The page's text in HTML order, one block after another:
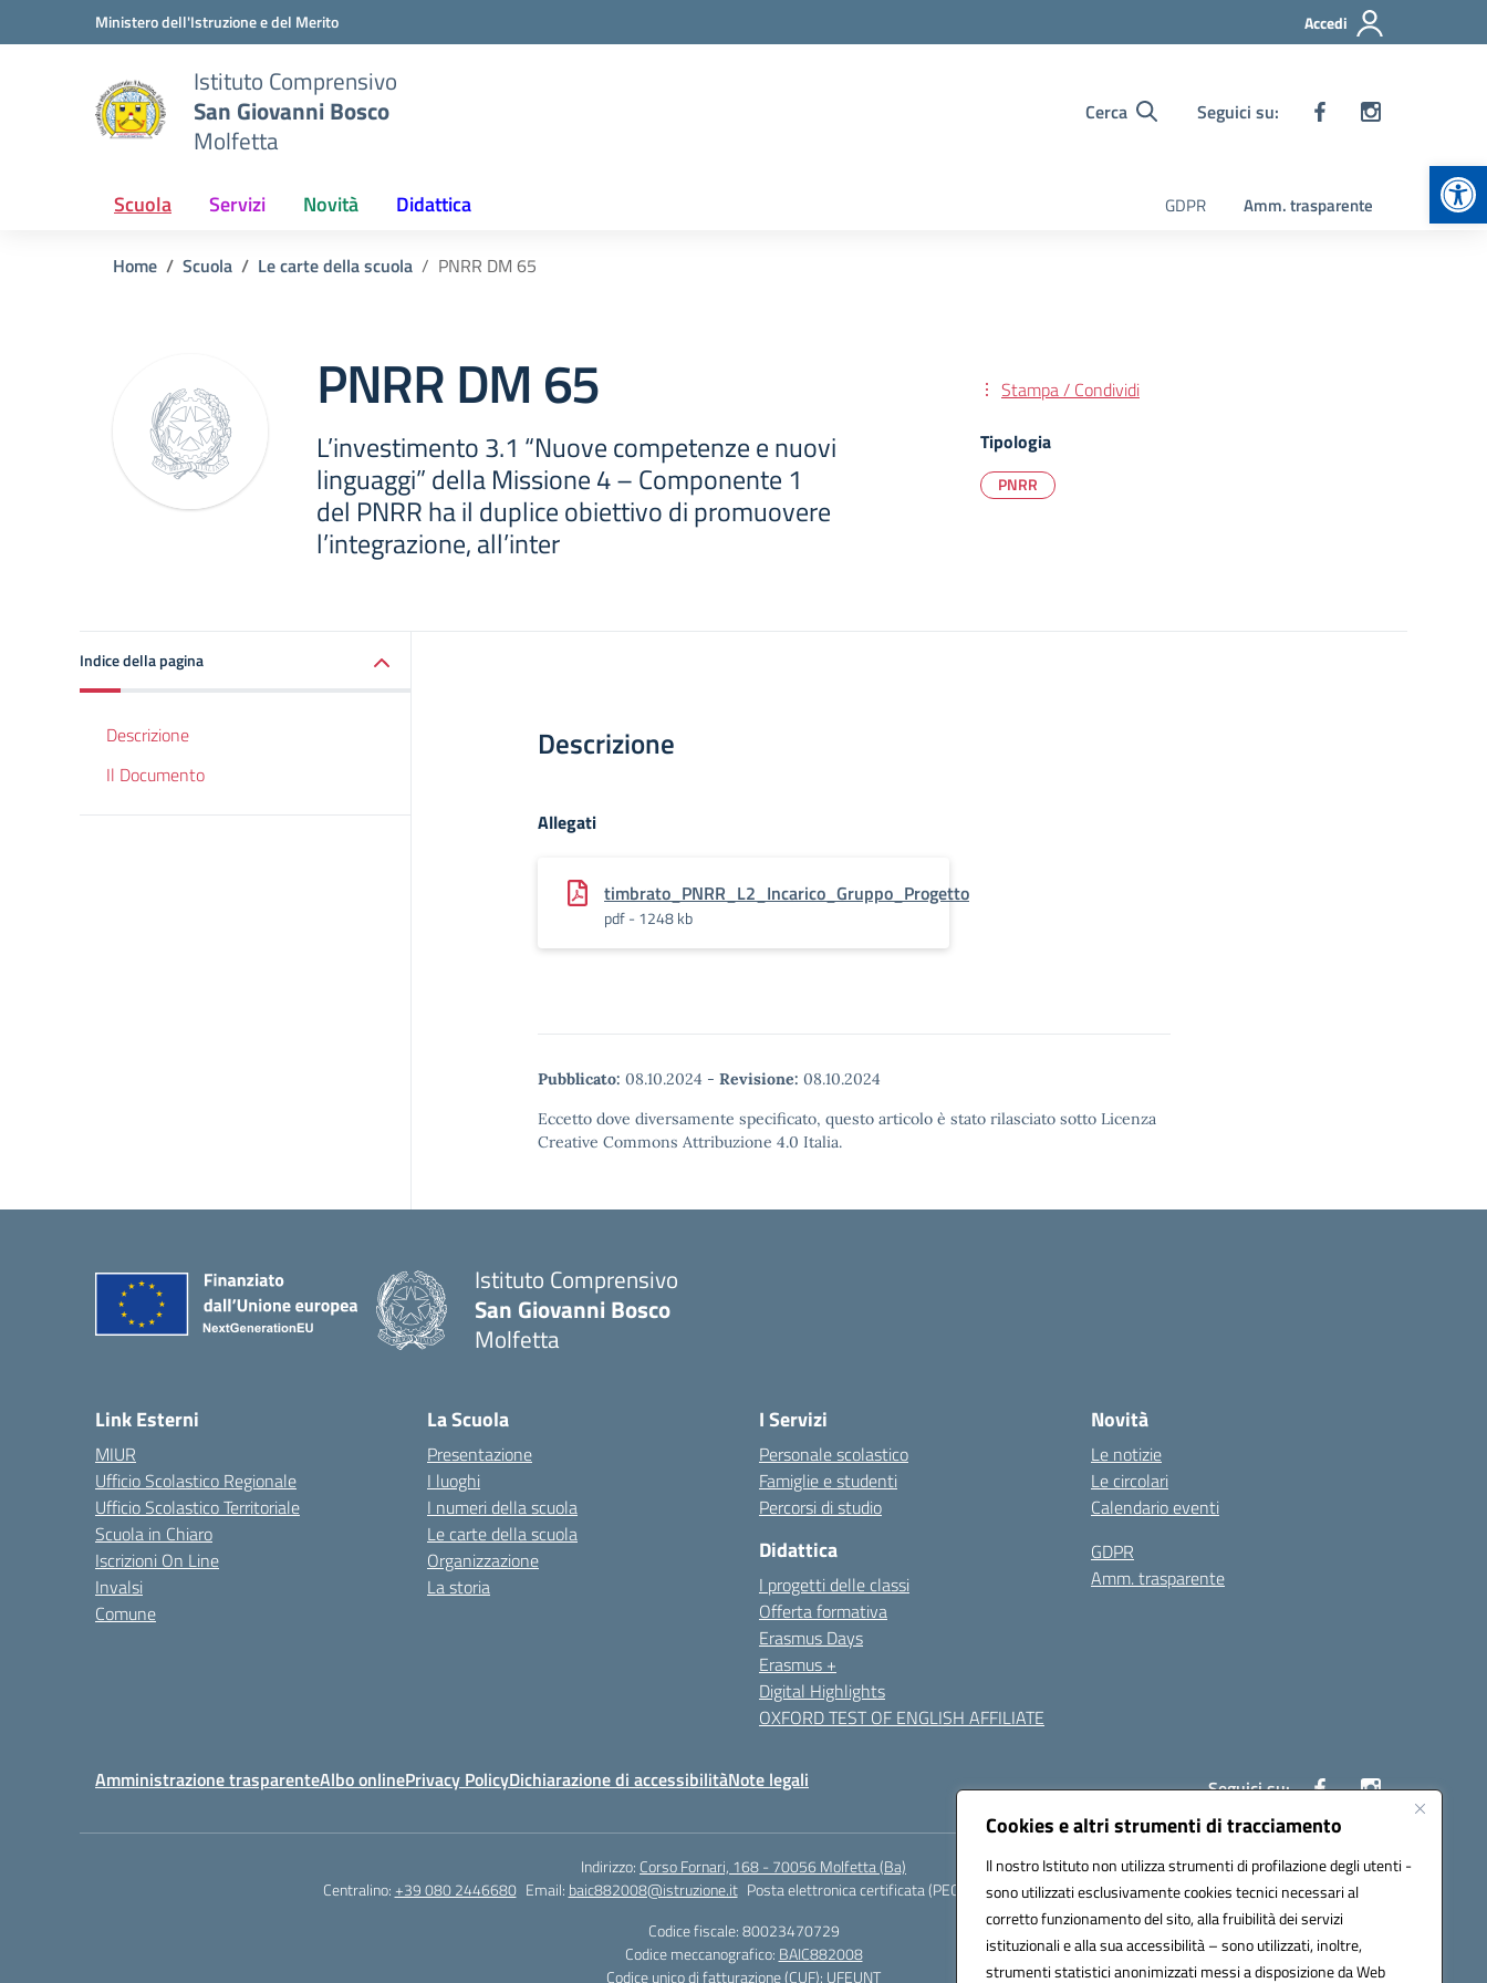
Cookies e altri strumenti di tracciamento
Il nostro Istituto non utilizza strumenti di profilazione degli utenti -
sono utilizzati esclusivamente cookies tecnici necessari al
corretto funzionamento del sito, alla fruibilità dei servizi
istituzionali e alla sua accessibilità – sono utilizzati, inoltre,
strumenti statistici anonimizzati messi a disposizione da Web
Vai ai contenuti
Vai al menu di navigazioneMinistero dell'Istruzione e del Merito Accedi
Istituto Comprensivo
San Giovanni Bosco
Molfetta
Cerca Seguici su:
Scuola Servizi Novità Didattica GDPR Amm. trasparente
Home Scuola Le carte della scuola PNRR DM 65
PNRR DM 65
L’investimento 3.1 “Nuove competenze e nuovi
linguaggi” della Missione 4 – Componente 1
del PNRR ha il duplice obiettivo di promuovere
l’integrazione, all’inter
Stampa / Condividi
Tipologia
PNRR
Indice della pagina
Descrizione
Il Documento
Descrizione
Allegati
timbrato_PNRR_L2_Incarico_Gruppo_Progetto
pdf - 1248 kb
Pubblicato: 08.10.2024 - Revisione: 08.10.2024
Eccetto dove diversamente specificato, questo articolo è stato rilasciato sotto Licenza
Creative Commons Attribuzione 4.0 Italia.
Istituto Comprensivo
San Giovanni Bosco
Molfetta
Link Esterni
MIUR
Ufficio Scolastico Regionale
Ufficio Scolastico Territoriale
Scuola in Chiaro
Iscrizioni On Line
Invalsi
Comune
La Scuola
Presentazione
I luoghi
I numeri della scuola
Le carte della scuola
Organizzazione
La storia
I Servizi
Personale scolastico
Famiglie e studenti
Percorsi di studio
Didattica
I progetti delle classi
Offerta formativa
Erasmus Days
Erasmus +
Digital Highlights
OXFORD TEST OF ENGLISH AFFILIATE
Novità
Le notizie
Le circolari
Calendario eventi
GDPR
Amm. trasparente
Amministrazione trasparenteAlbo onlinePrivacy PolicyDichiarazione di accessibilitàNote legali Seguici su:
Indirizzo: Corso Fornari, 168 - 70056 Molfetta (Ba)
Centralino:+39 080 2446680 Email: baic882008@istruzione.it Posta elettronica certificata (PEC):
baic882008@pec.istruzione.it
Codice fiscale: 80023470729
Codice meccanografico: BAIC882008
Codice unico di fatturazione (CUF): UFEUNT